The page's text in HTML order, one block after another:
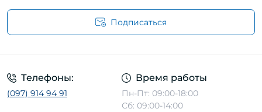
Подписаться
Телефоны:
(097) 914 94 91
Время работы
Пн-Пт: 09:00-18:00
Сб: 09:00-14:00